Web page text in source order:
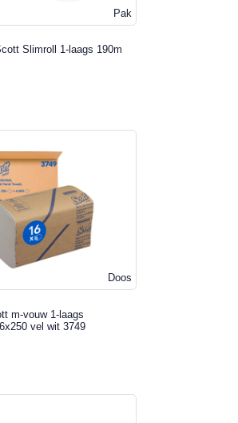
Pak
Slimroll 1-laags 190m
Doos
m-vouw 1-laags
vel wit 3749